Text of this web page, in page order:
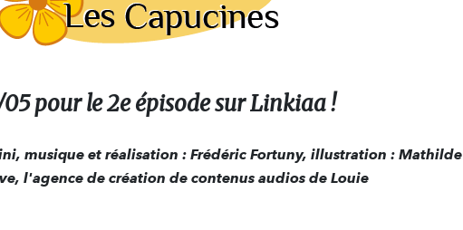
05 pour le 2e épisode sur Linkiaa !
musique et réalisation : Frédéric Fortuny, illustration : Mathilde
l'agence de création de contenus audios de Louie